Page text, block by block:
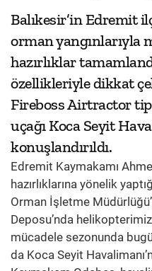
Balıkesir’in Edremit
orman yangınlarıyla
hazırlıklar
özellikleriyle dikkat
Fireboss Airtractor
uçağı Koca Seyit
konuşlandırıldı.
Edremit Kaymakamı
hazırlıklarına yönelik
Orman İşletme
Deposu’nda
mücadele sezonunda
da Koca Seyit